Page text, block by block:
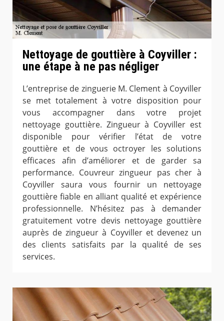
Nettoyage de gouttière à Coyviller :
une étape à ne pas négliger
L’entreprise de zinguerie M. Clement à Coyviller
se met totalement à votre disposition pour
vous accompagner dans votre projet
nettoyage gouttière. Zingueur à Coyviller est
disponible pour vérifier l’état de votre
gouttière et de vous octroyer les solutions
efficaces afin d’améliorer et de garder sa
performance. Couvreur zingueur pas cher à
Coyviller saura vous fournir un nettoyage
gouttière fiable en alliant qualité et expérience
professionnelle. N’hésitez pas à demander
gratuitement votre devis nettoyage gouttière
auprès de zingueur à Coyviller et devenez un
des clients satisfaits par la qualité de ses
services.